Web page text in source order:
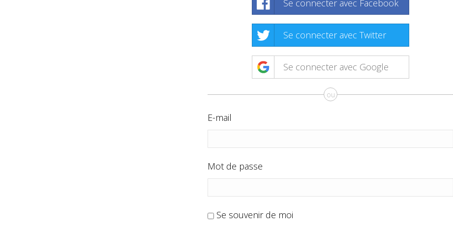
Se connecter avec Facebook
Se connecter avec Twitter
Se connecter avec Google
ou
E-mail
Mot de passe
Se souvenir de moi